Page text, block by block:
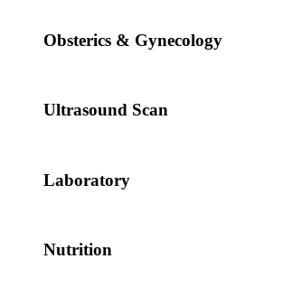
Obsterics & Gynecology
Ultrasound Scan
Laboratory
Nutrition